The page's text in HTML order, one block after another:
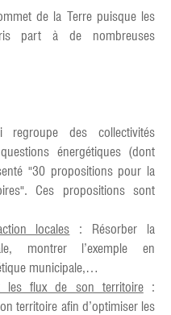
de la Terre puisque les
part à de nombreuses
regroupe des collectivités
énergétiques (dont
"30 propositions pour la
Ces propositions sont
locales : Résorber la
montrer l’exemple en
municipale,…
les flux de son territoire:
territoire afin d’optimiser les